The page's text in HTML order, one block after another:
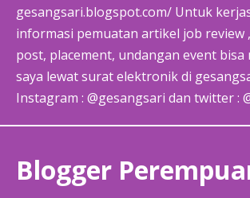
gesangsari.blogspot.com/ Untuk
informasi pemuatan artikel job review
post, placement, undangan event
saya lewat surat elektronik di
Instagram : @gesangsari dan twitter :
Blogger